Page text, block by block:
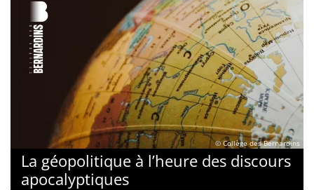
© Collège des Bernardins
La géopolitique à l’heure des discours
apocalyptiques